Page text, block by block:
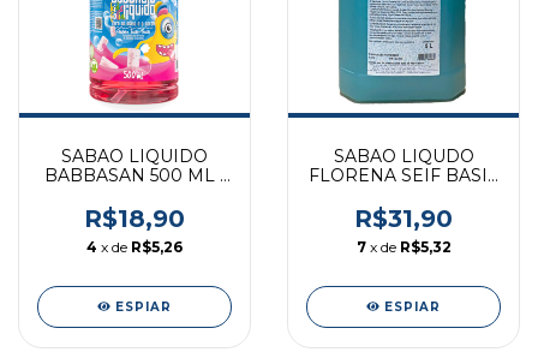
SABAO LIQUIDO
BABBASAN 500 ML -
R$18,90
4 x de R$5,26
ESPIAR
SABAO LIQUDO
FLORENA SEIF BASIC
R$31,90
7 x de R$5,32
ESPIAR